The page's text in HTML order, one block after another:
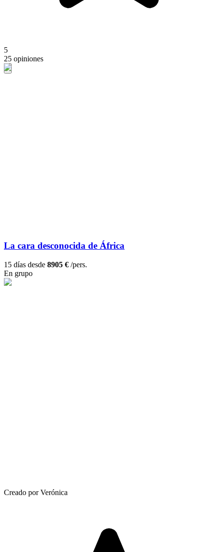
5
25 opiniones
La cara desconocida de África
15 días desde 8905 € /pers.
En grupo
Creado por Verónica